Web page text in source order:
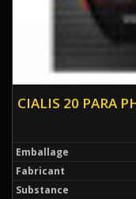
CIALIS 20 PARA
Emballage
Fabricant
Substance